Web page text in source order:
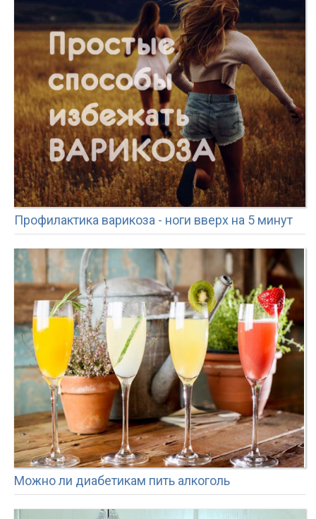
Профилактика варикоза - ноги вверх на 5 минут
Можно ли диабетикам пить алкоголь